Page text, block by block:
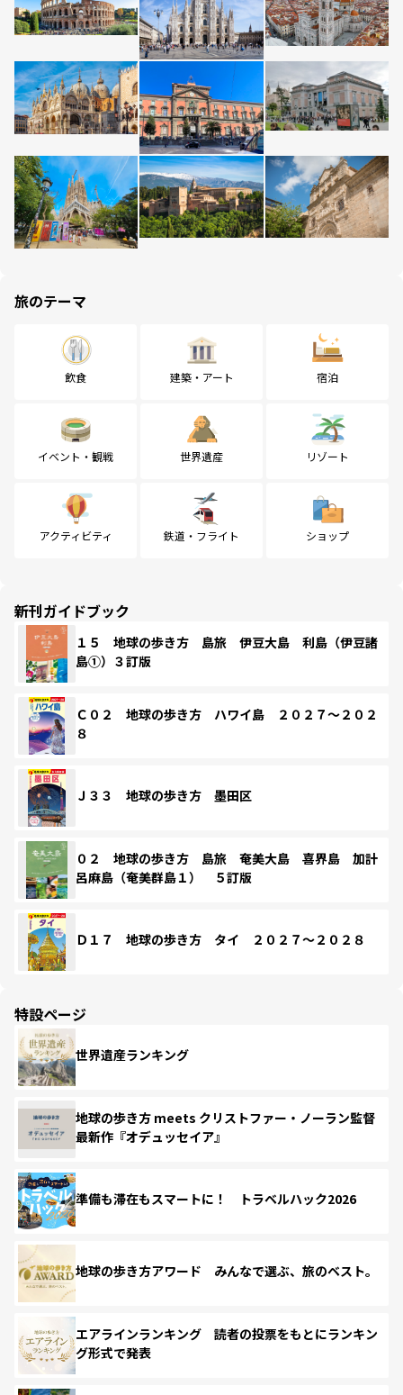
旅のテーマ
飲食 建築・アート 宿泊
イベント・観戦 世界遺産 リゾート
アクティビティ 鉄道・フライト ショップ
新刊ガイドブック
１５ 地球の歩き方 島旅 伊豆大島 利島（伊豆諸
島①）３訂版
Ｃ０２ 地球の歩き方 ハワイ島 ２０２７～２０２
８
Ｊ３３ 地球の歩き方 墨田区
０２ 地球の歩き方 島旅 奄美大島 喜界島 加計
呂麻島（奄美群島１） ５訂版
Ｄ１７ 地球の歩き方 タイ ２０２７～２０２８
特設ページ
世界遺産ランキング
地球の歩き方 meets クリストファー・ノーラン監督
最新作『オデュッセイア』
準備も滞在もスマートに！ トラベルハック2026
地球の歩き方アワード みんなで選ぶ、旅のベスト。
エアラインランキング 読者の投票をもとにランキン
グ形式で発表